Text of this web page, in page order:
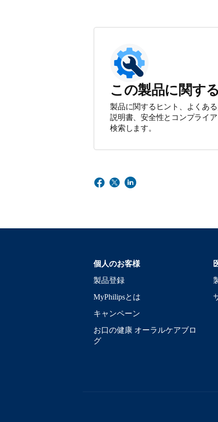
この製品に関す
製品に関するヒント、よくあ
説明書、安全性とコンプライ
検索します。
個人のお客様
製品登録
MyPhilipsとは
キャンペーン
お口の健康 オーラルケアブロ
グ